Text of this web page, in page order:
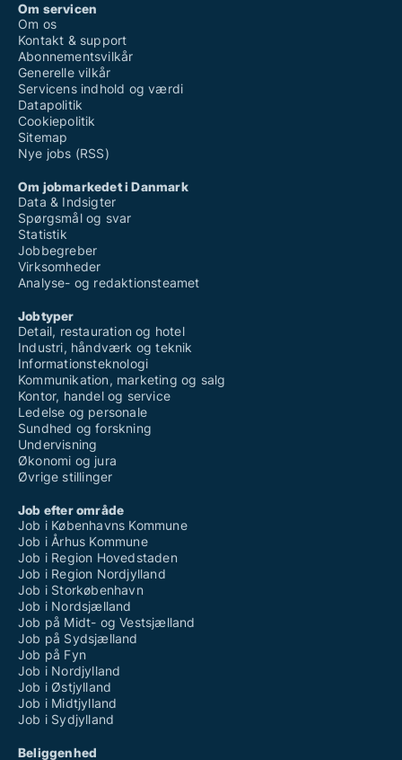
Om servicen
Om os
Kontakt & support
Abonnementsvilkår
Generelle vilkår
Servicens indhold og værdi
Datapolitik
Cookiepolitik
Sitemap
Nye jobs (RSS)
Om jobmarkedet i Danmark
Data & Indsigter
Spørgsmål og svar
Statistik
Jobbegreber
Virksomheder
Analyse- og redaktionsteamet
Jobtyper
Detail, restauration og hotel
Industri, håndværk og teknik
Informationsteknologi
Kommunikation, marketing og salg
Kontor, handel og service
Ledelse og personale
Sundhed og forskning
Undervisning
Økonomi og jura
Øvrige stillinger
Job efter område
Job i Københavns Kommune
Job i Århus Kommune
Job i Region Hovedstaden
Job i Region Nordjylland
Job i Storkøbenhavn
Job i Nordsjælland
Job på Midt- og Vestsjælland
Job på Sydsjælland
Job på Fyn
Job i Nordjylland
Job i Østjylland
Job i Midtjylland
Job i Sydjylland
Beliggenhed